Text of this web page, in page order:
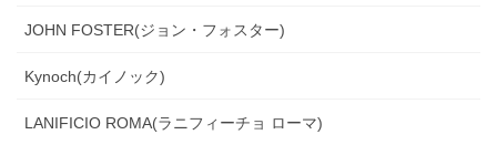
JOHN FOSTER(ジョン・フォスター)
Kynoch(カイノック)
LANIFICIO ROMA(ラニフィーチョ ローマ)